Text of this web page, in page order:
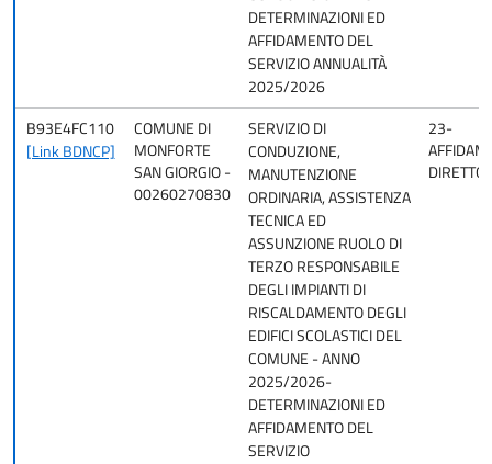
DETERMINAZIONI ED
AFFIDAMENTO DEL
SERVIZIO ANNUALITÀ
2025/2026
B93E4FC110
[Link BDNCP]
COMUNE DI
MONFORTE
SAN GIORGIO -
00260270830
SERVIZIO DI
CONDUZIONE,
MANUTENZIONE
ORDINARIA, ASSISTENZA
TECNICA ED
ASSUNZIONE RUOLO DI
TERZO RESPONSABILE
DEGLI IMPIANTI DI
RISCALDAMENTO DEGLI
EDIFICI SCOLASTICI DEL
COMUNE - ANNO
2025/2026-
DETERMINAZIONI ED
AFFIDAMENTO DEL
SERVIZIO
23-
DIRETTO